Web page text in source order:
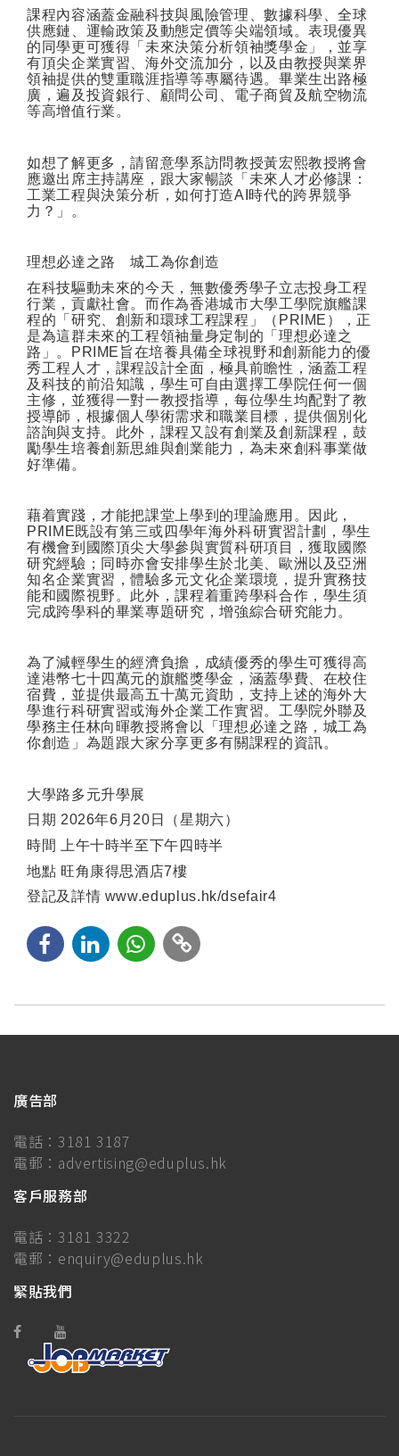
課程內容涵蓋金融科技與風險管理、數據科學、全球
供應鏈、運輸政策及動態定價等尖端領域。表現優異
的同學更可獲得「未來決策分析領袖獎學金」，並享
有頂尖企業實習、海外交流加分，以及由教授與業界
領袖提供的雙重職涯指導等專屬待遇。畢業生出路極
廣，遍及投資銀行、顧問公司、電子商貿及航空物流
等高增值行業。
如想了解更多，請留意學系訪問教授黃宏熙教授將會
應邀出席主持講座，跟大家暢談「未來人才必修課：
工業工程與決策分析，如何打造AI 時代的跨界競爭
力？」。
理想必達之路 城工為你創造
在科技驅動未來的今天，無數優秀學子立志投身工程
行業，貢獻社會。而作為香港城市大學工學院旗艦課
程的「研究、創新和環球工程課程」（ PRIME ），正
是為這群未來的工程領袖量身定制的「理想必達之
路」。
PRIME 旨在培養具備全球視野和創新能力的優
秀工程人才，課程設計全面，極具前瞻性，涵蓋工程
及科技的前沿知識，學生可自由選擇工學院任何一個
主修，並獲得一對一教授指導，每位學生均配對了教
授導師，根據個人學術需求和職業目標，提供個別化
諮詢與支持。此外，課程又設有創業及創新課程，鼓
勵學生培養創新思維與創業能力，為未來創科事業做
好準備。
藉着實踐，才能把課堂上學到的理論應用。因此，
PRIME既設有第三或四學年海外科研實習計劃，學生
有機會到國際頂尖大學參與實質科研項目，獲取國際
研究經驗；同時亦會安排學生於北美、歐洲以及亞洲
知名企業實習，體驗多元文化企業環境，提升實務技
能和國際視野。此外，課程着重跨學科合作，學生須
完成跨學科的畢業專題研究，增強綜合研究能力。
為了減輕學生的經濟負擔，成績優秀的學生可獲得高
達港幣七十四萬元的旗艦獎學金，涵蓋學費、在校住
宿費，並提供最高五十萬元資助，支持上述的海外大
學進行科研實習或海外企業工作實習。工學院外聯及
學務主任林向暉教授將會以「理想必達之路，城工為
你創造」為題跟大家分享更多有關課程的資訊。
大學路多元升學展
日期 2026年6 月 20 日（星期六）
時間
上午十時半至下午四時半
地點 旺角康得思酒店7樓
登記及詳情 www.eduplus.hk/dsefair4
廣告部
電話： 3181 3187
電郵： advertising@eduplus.hk
客戶服務部
電話： 3181 3322
電郵： enquiry@eduplus.hk
緊貼我們